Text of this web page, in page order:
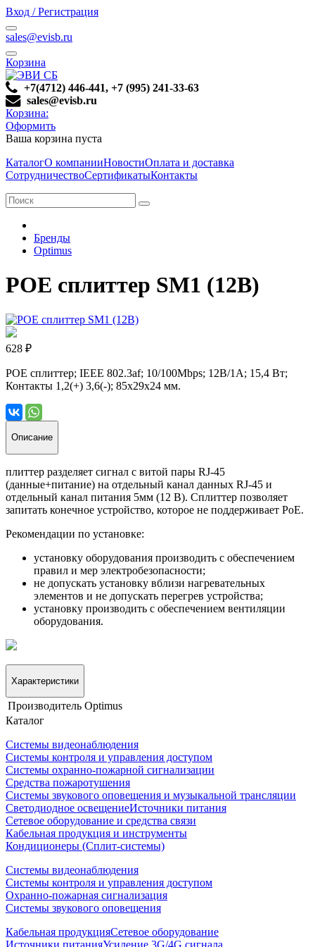
Вход / Регистрация
sales@evisb.ru
Корзина
+7(4712) 446-441, +7 (995) 241-33-63
sales@evisb.ru
Корзина:
Оформить
Ваша корзина пуста
КаталогО компанииНовостиОплата и доставка
СотрудничествоСертификатыКонтакты
Бренды
Optimus
POE сплиттер SM1 (12B)
628 ₽
POE сплиттер; IEEE 802.3af; 10/100Mbps; 12В/1А; 15,4 Вт;
Контакты 1,2(+) 3,6(-); 85х29х24 мм.
Описание
плиттер разделяет сигнал с витой пары RJ-45
(данные+питание) на отдельный канал данных RJ-45 и
отдельный канал питания 5мм (12 В). Сплиттер позволяет
запитать конечное устройство, которое не поддерживает PoE.
Рекомендации по установке:
установку оборудования производить с обеспечением
правил и мер электробезопасности;
не допускать установку вблизи нагревательных
элементов и не допускать перегрев устройства;
установку производить с обеспечением вентиляции
оборудования.
Характеристики
Производитель Optimus
Каталог
Системы видеонаблюдения
Системы контроля и управления доступом
Системы охранно-пожарной сигнализации
Средства пожаротушения
Системы звукового оповещения и музыкальной трансляции
Светодиодное освещениеИсточники питания
Сетевое оборудование и средства связи
Кабельная продукция и инструменты
Кондиционеры (Сплит-системы)
Системы видеонаблюдения
Системы контроля и управления доступом
Охранно-пожарная сигнализация
Системы звукового оповещения
Кабельная продукцияСетевое оборудование